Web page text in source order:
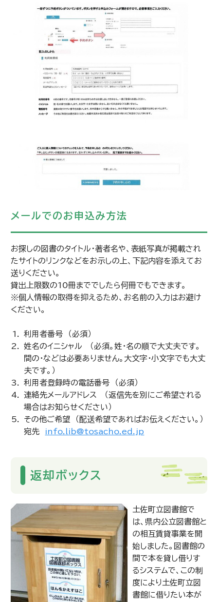
メールでのお申込み方法
お探しの図書のタイトル・著者名や、表紙写真が掲載され
たサイトのリンクなどをお示しの上、下記内容を添えてお
送りください。
貸出上限数の10冊まででしたら何冊でもできます。
※個人情報の取得を抑えるため、お名前の入力はお避け
ください。
利用者番号 （必須）
姓名のイニシャル （必須。姓・名の順で大丈夫です。
間の・などは必要ありません。大文字・小文字でも大丈
夫です。）
利用者登録時の電話番号 （必須）
連絡先メールアドレス （返信先を別にご希望される
場合はお知らせください）
その他ご希望 （配送希望であればお伝えください。）
宛先 info.lib@tosacho.ed.jp
返却ボックス
土佐町立図書館で
は、県内公立図書館と
の相互賃貸事業を開
始しました。図書館の
間で本を貸し借りす
るシステムで、この制
度により土佐町立図
書館に借りたい本が